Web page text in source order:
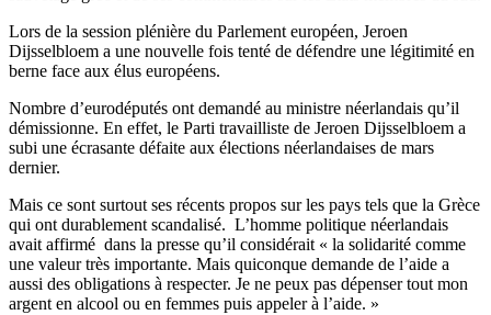
Lors de la session plénière du Parlement européen, Jeroen
Dijsselbloem a une nouvelle fois tenté de défendre une légitimité en
berne face aux élus européens.
Nombre d’eurodéputés ont demandé au ministre néerlandais qu’il
démissionne. En effet, le Parti travailliste de Jeroen Dijsselbloem a
subi une écrasante défaite aux élections néerlandaises de mars
dernier.
Mais ce sont surtout ses récents propos sur les pays tels que la Grèce
qui ont durablement scandalisé. L’homme politique néerlandais
avait affirmé dans la presse qu’il considérait « la solidarité comme
une valeur très importante. Mais quiconque demande de l’aide a
aussi des obligations à respecter. Je ne peux pas dépenser tout mon
argent en alcool ou en femmes puis appeler à l’aide. »